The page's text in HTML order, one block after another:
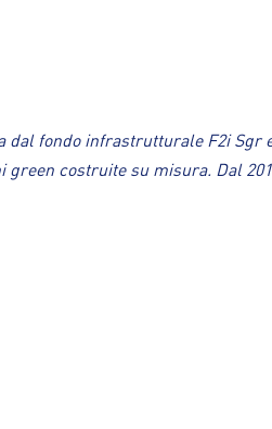
dal fondo infrastrutturale F2i Sgr
costruite su misura. Dal